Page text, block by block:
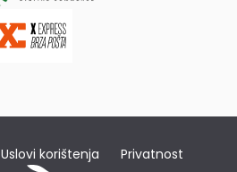
Uslovi korištenja Privatnost